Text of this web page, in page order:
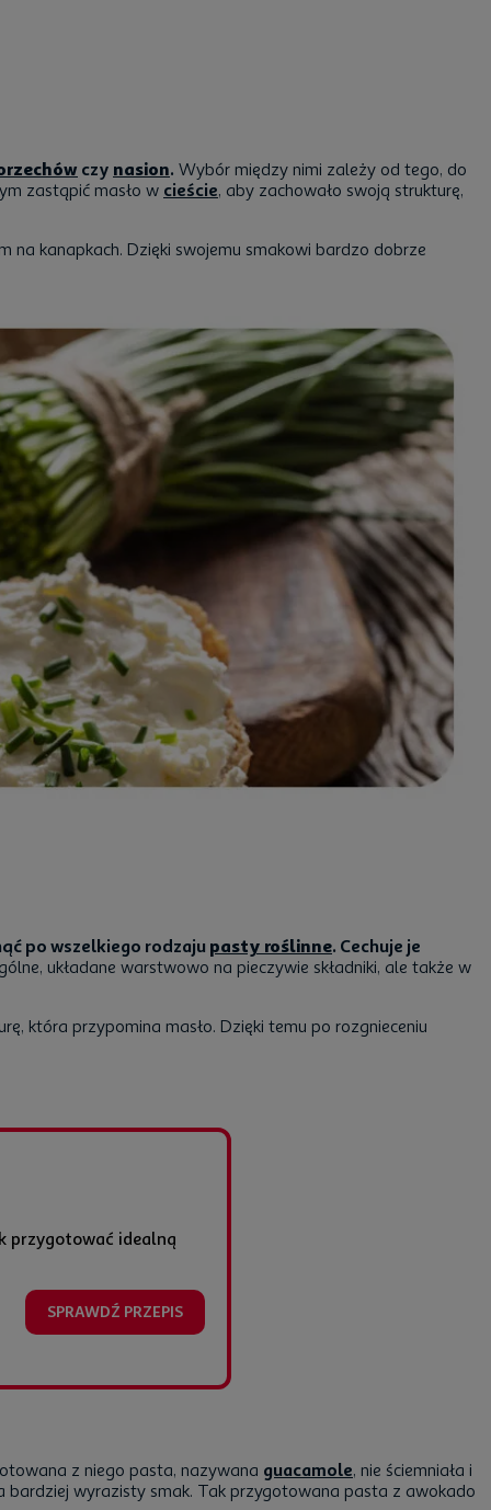
czy nasion. Wybór między nimi zależy od tego, do
zastąpić masło w cieście, aby zachowało swoją strukturę,
na kanapkach. Dzięki swojemu smakowi bardzo dobrze
po wszelkiego rodzaju pasty roślinne. Cechuje je
układane warstwowo na pieczywie składniki, ale także w
która przypomina masło. Dzięki temu po rozgnieceniu
przygotować idealną
SPRAWDŹ PRZEPIS
z niego pasta, nazywana guacamole, nie ściemniała i
bardziej wyrazisty smak. Tak przygotowana pasta z awokado